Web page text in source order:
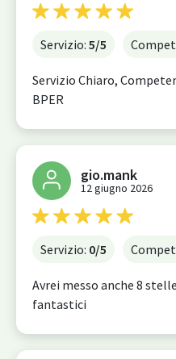
Servizio: 5/5
Servizio Chiaro,
BPER
gio.mank
12 giugno 2026
Servizio: 0/5
Avrei messo anche 8
fantastici